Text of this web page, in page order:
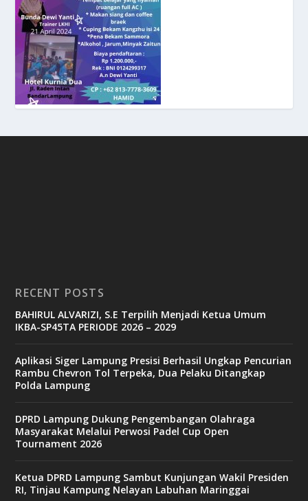
RECENT POSTS
BAHIRUL ALVARIZI, S.E Terpilih Menjadi Ketua Umum
IKBA-SP45TA PERIODE 2026 – 2029
Aplikasi Siger Lampung Presisi Berhasil Ungkap Pencurian
Rambu Chevron Tol Terpeka, Dua Pelaku Ditangkap
Polda Lampung
DPRD Lampung Dukung Pengembangan Olahraga
Masyarakat Melalui Perwosi Padel Cup Open
Tournament 2026
Ketua DPRD Lampung Sambut Kunjungan Wakil Presiden
RI, Tinjau Kampung Nelayan Labuhan Maringgai